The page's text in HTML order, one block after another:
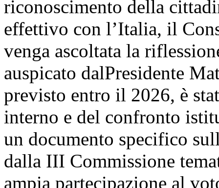
riconoscimento della
effettivo con l’Italia, il
venga ascoltata la
auspicato dalPresidente
previsto entro il 2026, è
interno e del confronto
un documento specifico
dalla III Commissione
ampia partecipazione al